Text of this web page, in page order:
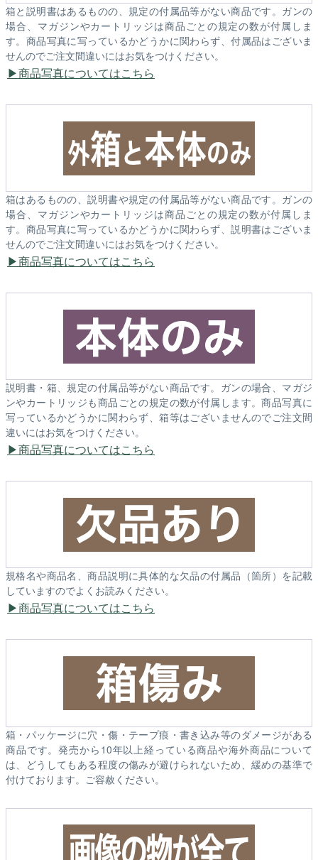
箱と説明書はあるものの、規定の付属品等がない商品です。ガンの
場合、マガジンやカートリッジは商品ごとの規定の数が付属しま
す。商品写真に写っているかどうかに関わらず、付属品はございま
せんのでご注文間違いにはお気をつけください。
商品写真についてはこちら
箱はあるものの、説明書や規定の付属品等がない商品です。ガンの
場合、マガジンやカートリッジは商品ごとの規定の数が付属しま
す。商品写真に写っているかどうかに関わらず、説明書はございま
せんのでご注文間違いにはお気をつけください。
商品写真についてはこちら
説明書・箱、規定の付属品等がない商品です。ガンの場合、マガジ
ンやカートリッジも商品ごとの規定の数が付属します。商品写真に
写っているかどうかに関わらず、箱等はございませんのでご注文間
違いにはお気をつけください。
商品写真についてはこちら
規格名や商品名、商品説明に具体的な欠品の付属品（箇所）を記載
していますのでよくお読みください。
商品写真についてはこちら
箱・パッケージに穴・傷・テープ痕・書き込み等のダメージがある
商品です。発売から10年以上経っている商品や海外商品について
は、どうしてもある程度の傷みが避けられないため、緩めの基準で
付けております。ご容赦ください。